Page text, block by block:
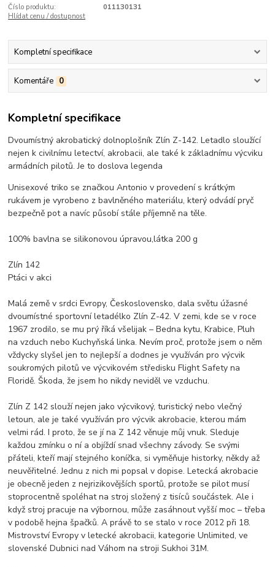
Číslo produktu:
011130131
Hlídat cenu / dostupnost
Kompletní specifikace
Komentáře 0
Kompletní specifikace
Dvoumístný akrobatický dolnoplošník Zlín Z-142. Letadlo sloužící
nejen k civilnímu letectví, akrobacii, ale také k základnímu výcviku
armádních pilotů. Je to doslova legenda
Unisexové triko se značkou Antonio v provedení s krátkým
rukávem je vyrobeno z bavlněného materiálu, který odvádí pryč
bezpečně pot a navíc působí stále příjemně na těle.
100% bavlna se silikonovou úpravou,látka 200 g
Zlín 142
Ptáci v akci
Malá země v srdci Evropy, Československo, dala světu úžasné
dvoumístné sportovní letadélko Zlín Z-42. V zemi, kde se v roce
1967 zrodilo, se mu prý říká všelijak – Bedna kytu, Krabice, Pluh
na vzduch nebo Kuchyňská linka. Nevím proč, protože jsem o něm
vždycky slyšel jen to nejlepší a dodnes je využíván pro výcvik
soukromých pilotů ve výcvikovém středisku Flight Safety na
Floridě. Škoda, že jsem ho nikdy neviděl ve vzduchu.
Zlín Z 142 slouží nejen jako výcvikový, turistický nebo vlečný
letoun, ale je také využíván pro výcvik akrobacie, kterou mám
velmi rád. I proto, že se jí na Z 142 věnuje můj vnuk. Sleduje
každou zmínku o ní a objíždí snad všechny závody. Se svými
přáteli, kteří mají stejného koníčka, si vyměňuje historky, někdy až
neuvěřitelné. Jednu z nich mi popsal v dopise. Letecká akrobacie
je obecně jeden z nejrizikovějších sportů, protože se pilot musí
stoprocentně spoléhat na stroj složený z tisíců součástek. Ale i
když stroj pracuje na výbornou, může zasáhnout vyšší moc – třeba
v podobě hejna špačků. A právě to se stalo v roce 2012 při 18.
Mistrovství Evropy v letecké akrobacii, kategorie Unlimited, ve
slovenské Dubnici nad Váhom na stroji Sukhoi 31M.